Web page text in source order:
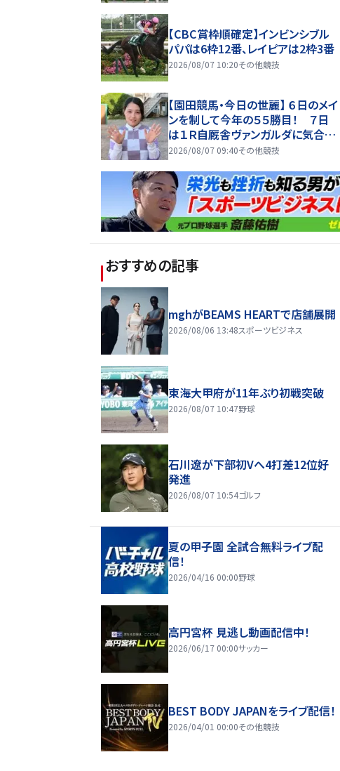
【CBC賞枠順確定】インビンシブル
パパは6枠12番、レイピアは2枠3番
2026/08/07 10:20その他競技
【園田競馬・今日の世麗】 ６日のメイ
ンを制して今年の５５勝目！ ７日
は１Ｒ自厩舎ヴァンガルダに気合十
分
2026/08/07 09:40その他競技
おすすめの記事
mghがBEAMS HEARTで店舗展開
2026/08/06 13:48スポーツビジネス
東海大甲府が11年ぶり初戦突破
2026/08/07 10:47野球
石川遼が下部初Vへ4打差12位好
発進
2026/08/07 10:54ゴルフ
夏の甲子園 全試合無料ライブ配
信！
2026/04/16 00:00野球
高円宮杯 見逃し動画配信中！
2026/06/17 00:00サッカー
BEST BODY JAPANをライブ配信！
2026/04/01 00:00その他競技